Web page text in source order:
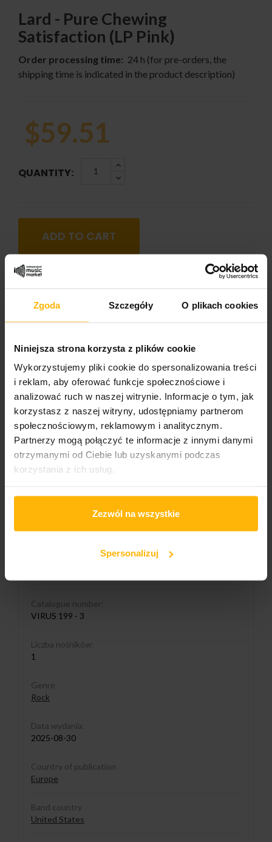
Zgoda Szczegóły O plikach cookies
Niniejsza strona korzysta z plików cookie
Wykorzystujemy pliki cookie do spersonalizowania treści
i reklam, aby oferować funkcje społecznościowe i
analizować ruch w naszej witrynie. Informacje o tym, jak
korzystasz z naszej witryny, udostępniamy partnerom
społecznościowym, reklamowym i analitycznym.
Partnerzy mogą połączyć te informacje z innymi danymi
otrzymanymi od Ciebie lub uzyskanymi podczas
korzystania z ich usług.
Zezwól na wszystkie
Spersonalizuj
Lard - Pure Chewing
Satisfaction (LP Pink)
Order processing time: 24 h (for pre-orders, the
shipping time is indicated in the product description)
$59.51
QUANTITY:
ADD TO CART
Rock
Styles:
PRODUCT DETAILS
Band name
Lard
2025
Pure Chewing Satisfaction
Catalogue number:
VIRUS 199 - 3
Liczba nośników:
1
Genre
Rock
Data wydania:
2025-08-30
Country of publication
Europe
Band country
United States